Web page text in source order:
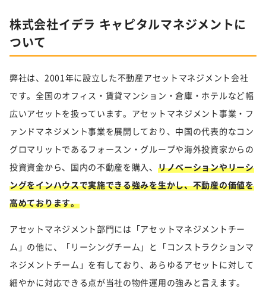
株式会社イデラ キャピタルマネジメントに
ついて
弊社は、2001年に設立した不動産アセットマネジメント会社
です。全国のオフィス・賃貸マンション・倉庫・ホテルなど幅
広いアセットを扱っています。アセットマネジメント事業・フ
ァンドマネジメント事業を展開しており、中国の代表的なコン
グロマリットであるフォースン・グループや海外投資家からの
投資資金から、国内の不動産を購入、 リノベーションやリーシ
ングをインハウスで実施できる強みを生かし、不動産の価値を
高めております。
アセットマネジメント部門には「アセットマネジメントチー
ム」の他に、「リーシングチーム」と「コンストラクションマ
ネジメントチーム」を有しており、あらゆるアセットに対して
細やかに対応できる点が当社の物件運用の強みと言えます。